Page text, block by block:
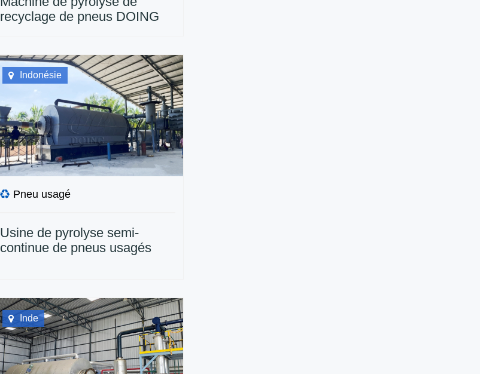
recyclage de pneus DOING
Indonésie
Pneu usagé
Usine de pyrolyse semi-
continue de pneus usagés
Inde